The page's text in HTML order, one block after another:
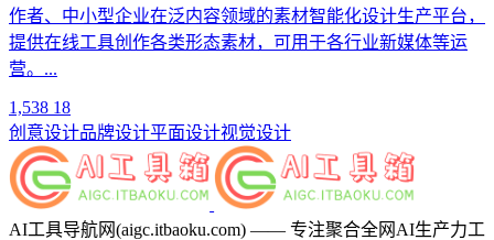
作者、中小型企业在泛内容领域的素材智能化设计生产平台，
提供在线工具创作各类形态素材，可用于各行业新媒体等运
营。...
1,538 18
创意设计品牌设计平面设计视觉设计
AI工具导航网(aigc.itbaoku.com) —— 专注聚合全网AI生产力工